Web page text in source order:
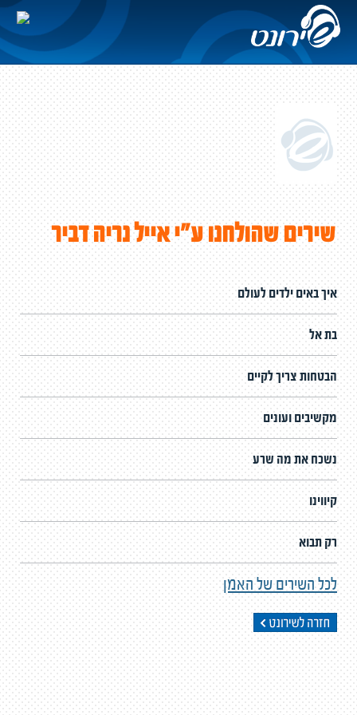
שירים שהולחנו ע"י אייל נריה דביר
איך באים ילדים לעולם
בת אל
הבטחות צריך לקיים
מקשיבים ועונים
נשכח את מה שרע
קיווינו
רק תבוא
לכל השירים של האמן